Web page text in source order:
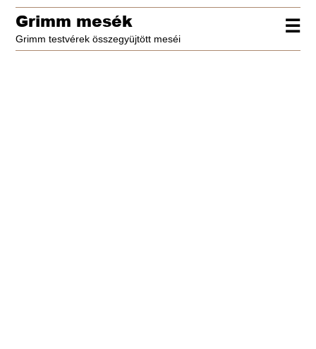
☰
Grimm mesék
Grimm testvérek összegyüjtött meséi